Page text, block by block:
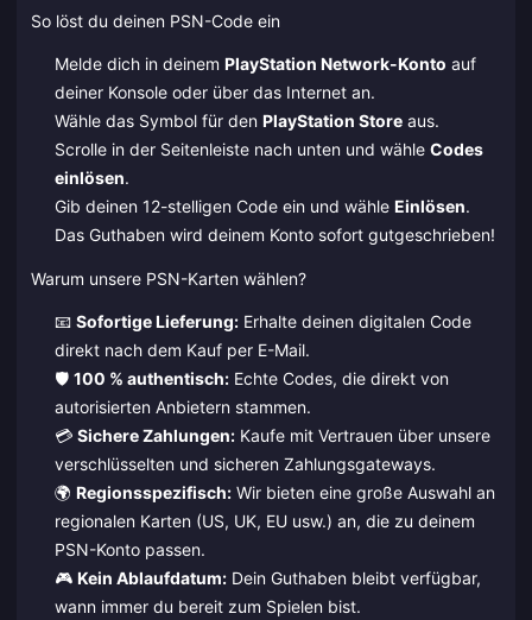
So löst du deinen PSN-Code ein
Melde dich in deinem PlayStation Network-Konto auf
deiner Konsole oder über das Internet an.
Wähle das Symbol für den PlayStation Storeaus.
Scrolle in der Seitenleiste nach unten und wähle Codes
einlösen.
Gib deinen 12-stelligen Code ein und wähle Einlösen.
Das Guthaben wird deinem Konto sofort gutgeschrieben!
Warum unsere PSN-Karten wählen?
📧 Sofortige Lieferung:Erhalte deinen digitalen Code
direkt nach dem Kauf per E-Mail.
🛡️ 100 % authentisch:Echte Codes, die direkt von
autorisierten Anbietern stammen.
💳 Sichere Zahlungen:Kaufe mit Vertrauen über unsere
verschlüsselten und sicheren Zahlungsgateways.
🌍 Regionsspezifisch:Wir bieten eine große Auswahl an
regionalen Karten (US, UK, EU usw.) an, die zu deinem
PSN-Konto passen.
🎮 Kein Ablaufdatum:Dein Guthaben bleibt verfügbar,
wann immer du bereit zum Spielen bist.